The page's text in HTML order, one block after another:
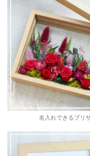
名入れできるプリ